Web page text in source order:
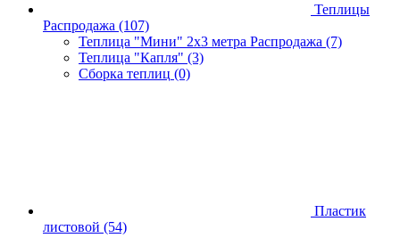
Теплицы
Распродажа (107)
Теплица "Мини" 2х3 метра Распродажа (7)
Теплица "Капля" (3)
Сборка теплиц (0)
Пластик
листовой (54)